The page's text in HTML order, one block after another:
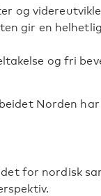
og
gir en
og fri
Norden
for nordisk